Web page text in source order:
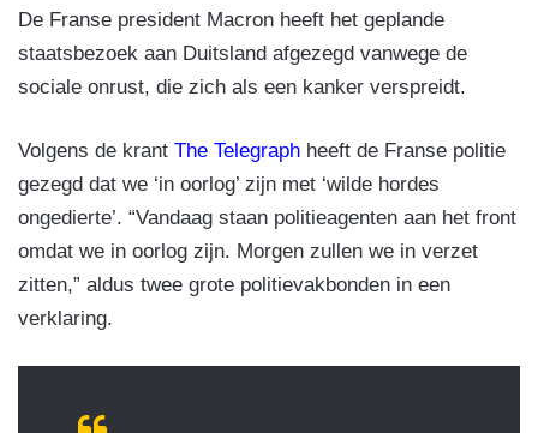
De Franse president Macron heeft het geplande
staatsbezoek aan Duitsland afgezegd vanwege de
sociale onrust, die zich als een kanker verspreidt.
Volgens de krant The Telegraph heeft de Franse politie
gezegd dat we ‘in oorlog’ zijn met ‘wilde hordes
ongedierte’. “Vandaag staan politieagenten aan het front
omdat we in oorlog zijn. Morgen zullen we in verzet
zitten,” aldus twee grote politievakbonden in een
verklaring.